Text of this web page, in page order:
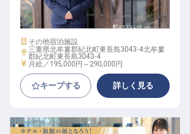
ヴィラスタッフ
施設業態
その他宿泊施設
勤務地
三重県北牟婁郡紀北町東長島3043-4北牟婁
郡紀北町東長島3043-4
給与
月給／195,000円～ 290,000円
キープする 詳しく見る